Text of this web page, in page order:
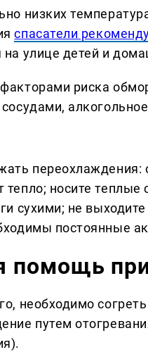
низких
спасатели
на улице детей и
риска
переохлаждения:
носите теплые
сухими; не
постоянные
помощь
необходимо
путем